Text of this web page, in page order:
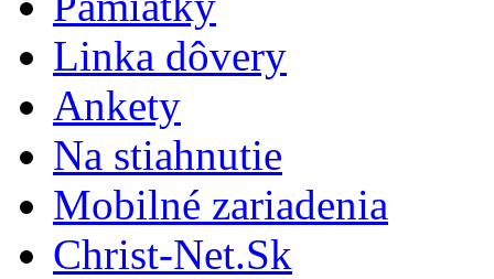
Linka dôvery
Ankety
Na stiahnutie
Mobilné zariadenia
Christ-Net.Sk